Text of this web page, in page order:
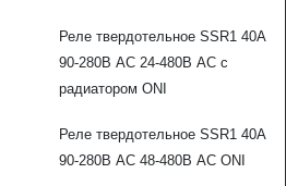
Реле твердотельное SSR1 40А
90-280В AC 24-480В AC с
радиатором ONI
Реле твердотельное SSR1 40А
90-280В AC 48-480В AC ONI